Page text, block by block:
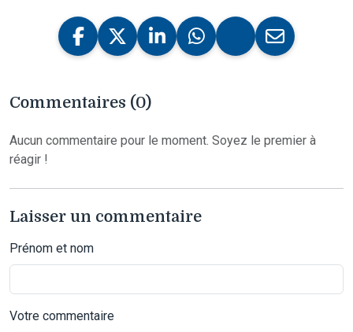
Commentaires (0)
Aucun commentaire pour le moment. Soyez le premier à
réagir !
Laisser un commentaire
Prénom et nom
Votre commentaire